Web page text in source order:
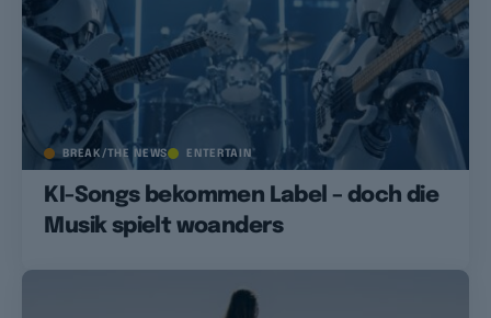
BREAK/THE NEWS ENTERTAIN
KI-Songs bekommen Label – doch die
Musik spielt woanders